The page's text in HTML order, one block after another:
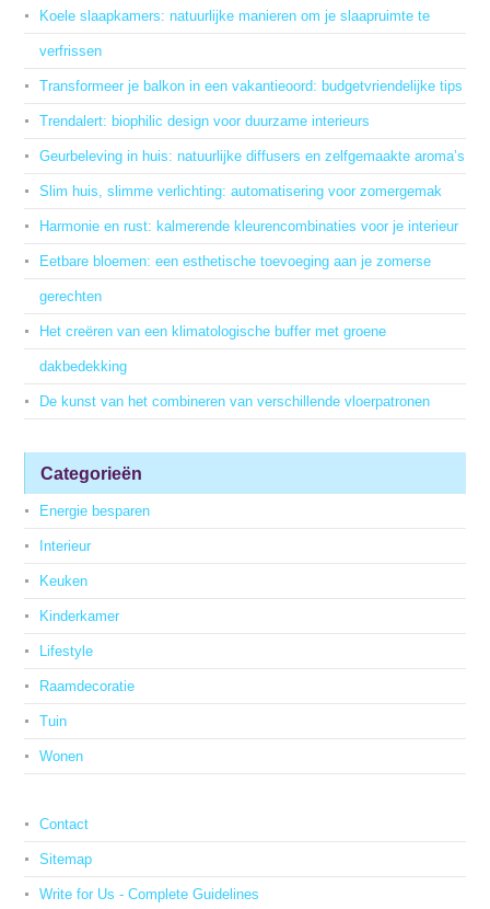
Koele slaapkamers: natuurlijke manieren om je slaapruimte te
verfrissen
Transformeer je balkon in een vakantieoord: budgetvriendelijke tips
Trendalert: biophilic design voor duurzame interieurs
Geurbeleving in huis: natuurlijke diffusers en zelfgemaakte aroma’s
Slim huis, slimme verlichting: automatisering voor zomergemak
Harmonie en rust: kalmerende kleurencombinaties voor je interieur
Eetbare bloemen: een esthetische toevoeging aan je zomerse
gerechten
Het creëren van een klimatologische buffer met groene
dakbedekking
De kunst van het combineren van verschillende vloerpatronen
Categorieën
Energie besparen
Interieur
Keuken
Kinderkamer
Lifestyle
Raamdecoratie
Tuin
Wonen
Contact
Sitemap
Write for Us - Complete Guidelines